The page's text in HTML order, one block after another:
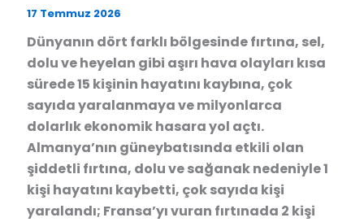
17 Temmuz 2026
Dünyanın dört farklı bölgesinde fırtına, sel,
dolu ve heyelan gibi aşırı hava olayları kısa
sürede 15 kişinin hayatını kaybına, çok
sayıda yaralanmaya ve milyonlarca
dolarlık ekonomik hasara yol açtı.
Almanya’nın güneybatısında etkili olan
şiddetli fırtına, dolu ve sağanak nedeniyle 1
kişi hayatını kaybetti, çok sayıda kişi
yaralandı; Fransa’yı vuran fırtınada 2 kişi